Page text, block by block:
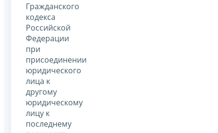
Гражданского
кодекса
Российской
Федерации
при
присоединении
юридического
лица к
другому
юридическому
лицу к
последнему